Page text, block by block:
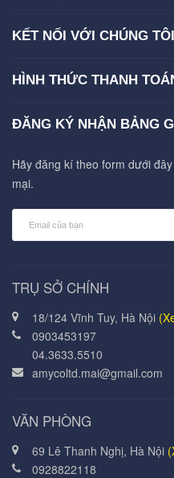
KẾT NỐI VỚI CHÚNG TÔI
HÌNH THỨC THANH
ĐĂNG KÝ NHẬN BẢNG
Hãy đăng kí theo form dưới
mại.
TRỤ SỞ CHÍNH
18/124 Vĩnh Tuy, Hà Nội
0903453197
04.3633.5510
amycoltd.mai@gmail.com
VĂN PHÒNG
69 Lê Thanh Nghị, Hà Nội
0928822118